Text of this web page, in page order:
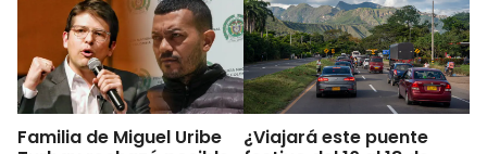
Familia de Miguel Uribe
¿Viajará este puente